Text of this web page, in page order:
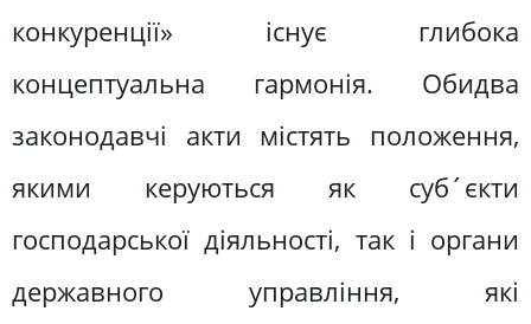
конкуренції» існує глибока
концептуальна гармонія. Обидва
законодавчі акти містять положення,
якими керуються як суб´єкти
господарської діяльності, так і органи
державного управління, які